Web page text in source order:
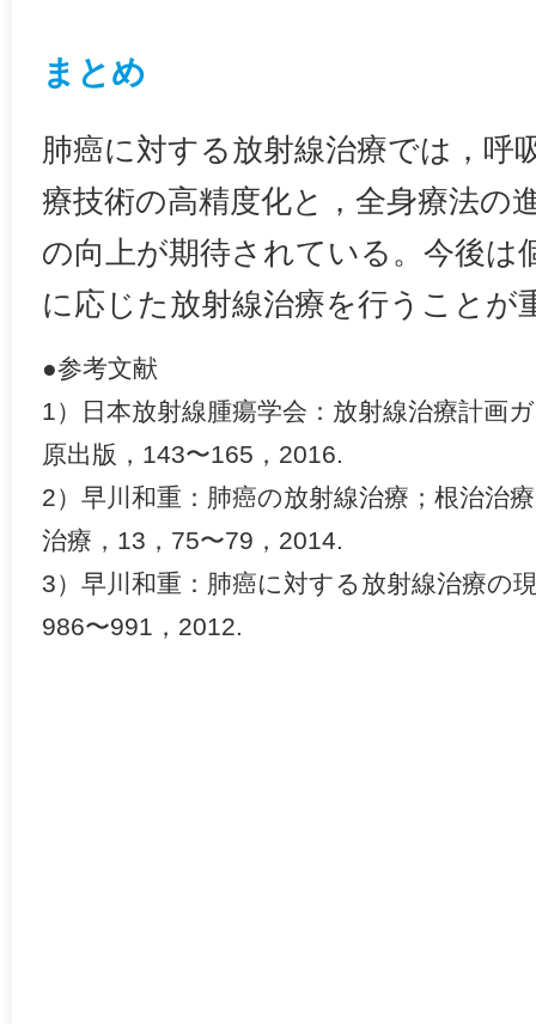
まとめ
肺癌に対する放射線治療では，呼
療技術の高精度化と，全身療法の
の向上が期待されている。今後は
に応じた放射線治療を行うことが
●参考文献
1）日本放射線腫瘍学会：放射線治療計画
原出版，143〜165，2016.
2）早川和重：肺癌の放射線治療；根治治
治療，13，75〜79，2014.
3）早川和重：肺癌に対する放射線治療の
986〜991，2012.